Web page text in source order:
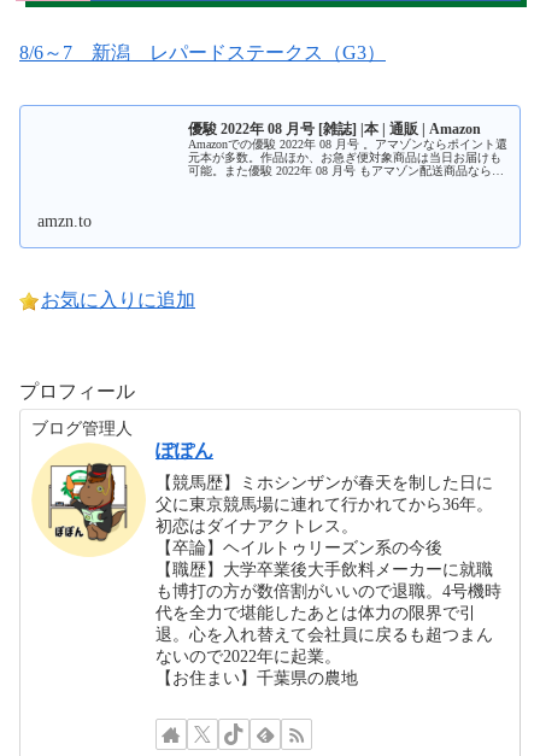
8/6～7 新潟 レパードステークス（G3）
優駿 2022年 08 月号 [雑誌] |本 | 通販 | Amazon
Amazonでの優駿 2022年 08 月号 。アマゾンならポイント還
元本が多数。作品ほか、お急ぎ便対象商品は当日お届けも
可能。また優駿 2022年 08 月号 もアマゾン配送商品なら通
amzn.to
お気に入りに追加
プロフィール
ブログ管理人
ぽぽん
【競馬歴】ミホシンザンが春天を制した日に
父に東京競馬場に連れて行かれてから36年。
初恋はダイナアクトレス。
【卒論】ヘイルトゥリーズン系の今後
【職歴】大学卒業後大手飲料メーカーに就職
も博打の方が数倍割がいいので退職。4号機時
代を全力で堪能したあとは体力の限界で引
退。心を入れ替えて会社員に戻るも超つまん
ないので2022年に起業。
【お住まい】千葉県の農地